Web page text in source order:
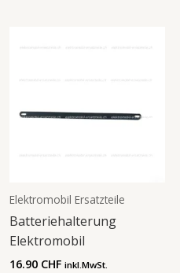
Elektromobil Ersatzteile
Batteriehalterung
Elektromobil
16.90 CHF inkl.MwSt.